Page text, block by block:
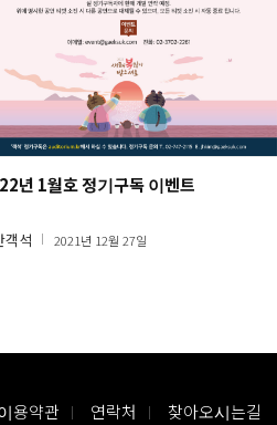
년 1월호 정기구독 이벤트
객석 2021년 12월 27일
용약관 연락처 찾아오시는길